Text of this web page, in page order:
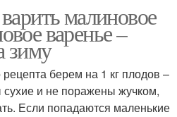
малиновое
варенье –
зиму
берем на 1 кг плодов –
сухие и не поражены жучком,
Если попадаются маленькие